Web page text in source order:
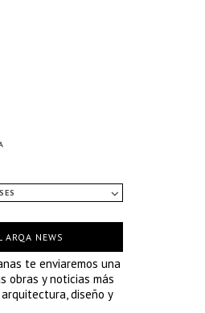
ARQA NEWS
te enviaremos una
obras y noticias más
diseño y